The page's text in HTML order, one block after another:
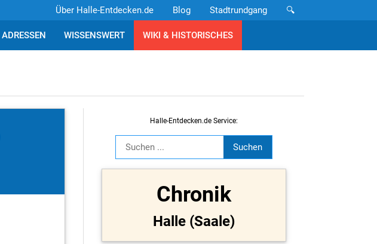
🔍
Stadtrundgang
Blog
Über Halle-Entdecken.de
ADRESSEN WISSENSWERT WIKI & HISTORISCHES
Halle-Entdecken.de Service:
Chronik
Halle (Saale)